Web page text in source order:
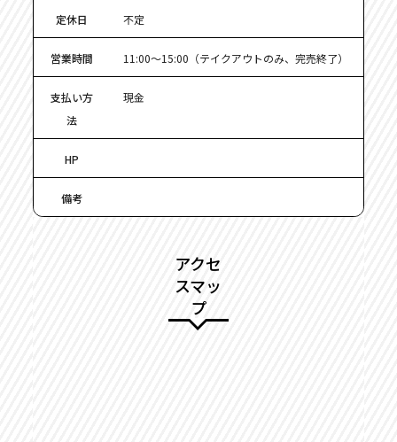
定休日 不定
営業時間 11:00～15:00（テイクアウトのみ、完売終了）
支払い方
法
現金
HP
備考
アクセ
スマッ
プ